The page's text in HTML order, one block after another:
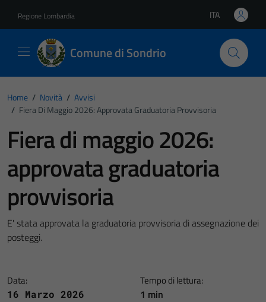
Regione Lombardia Lingua attiva:
ITA
Comune di Sondrio
Home / Novità / Avvisi
/ Fiera Di Maggio 2026: Approvata Graduatoria Provvisoria
Fiera di maggio 2026:
approvata graduatoria
provvisoria
E' stata approvata la graduatoria provvisoria di assegnazione dei
posteggi.
Data:
16 Marzo 2026
Tempo di lettura:
1 min